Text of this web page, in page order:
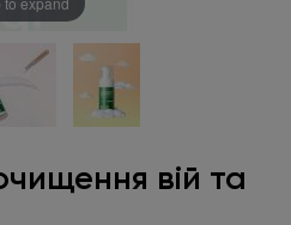
вій та